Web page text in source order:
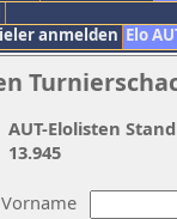
anmelden Elo
Vorname
AUT-Elolisten
13.945